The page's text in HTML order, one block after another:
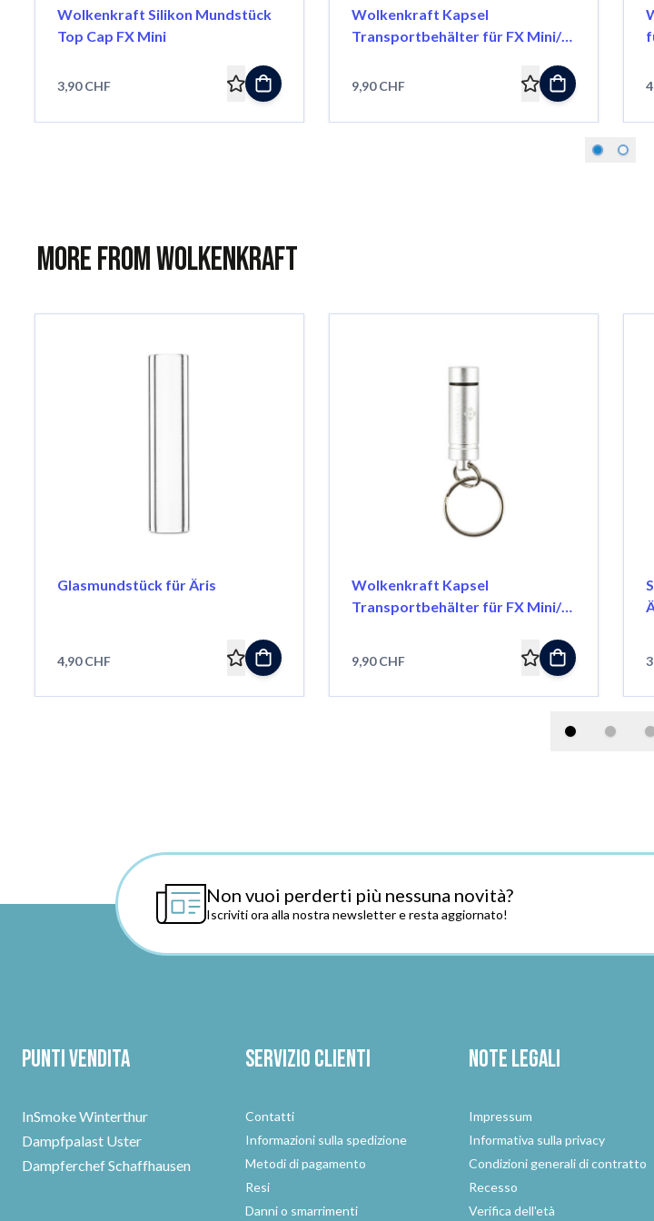
Wolkenkraft Silikon Mundstück
Top Cap FX Mini
3,90 CHF
Wolkenkraft Kapsel
Transportbehälter für FX Mini/
9,90 CHF
More from Wolkenkraft
Glasmundstück für Äris
4,90 CHF
Wolkenkraft Kapsel
Transportbehälter für FX Mini/
9,90 CHF
Non vuoi perderti più nessuna novità?
Iscriviti ora alla nostra newsletter e resta aggiornato!
Punti vendita
InSmoke Winterthur
Dampfpalast Uster
Dampferchef Schaffhausen
Servizio clienti
Contatti
Informazioni sulla spedizione
Metodi di pagamento
Resi
Danni o smarrimenti
Note legali
Impressum
Informativa sulla privacy
Condizioni generali di contratto
Recesso
Verifica dell'età